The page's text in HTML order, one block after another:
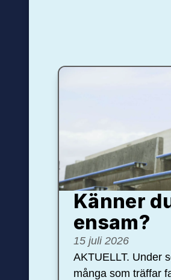
Känner
ensam?
15 juli 2026
AKTUELLT. Under
många som träffar